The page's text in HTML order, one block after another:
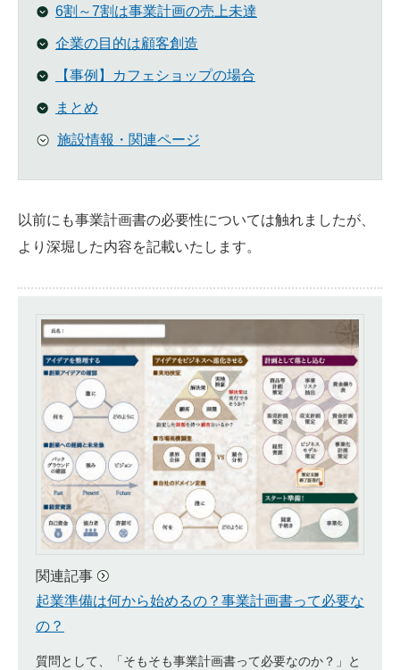
6割～7割は事業計画の売上未達
企業の目的は顧客創造
【事例】カフェショップの場合
まとめ
施設情報・関連ページ
以前にも事業計画書の必要性については触れましたが、
より深堀した内容を記載いたします。
関連記事
起業準備は何から始めるの？事業計画書って必要な
の？
質問として、「そもそも事業計画書って必要なのか？」と